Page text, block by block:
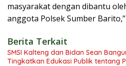
masyarakat dengan dibantu
anggota Polsek Sumber
Berita Terkait
SMSI Kalteng dan Bidan Sean
Tingkatkan Edukasi Publik tentang